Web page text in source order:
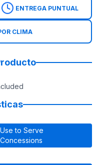
ENTREGA PUNTUAL
CLIMA
Use to Serve
Concessions